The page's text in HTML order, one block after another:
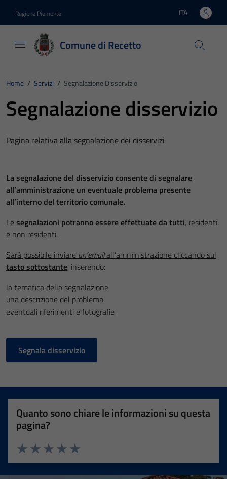
Regione Piemonte Lingua attiva:
ITA
Comune di Recetto
Home / Servizi / Segnalazione Disservizio
Segnalazione disservizio
Pagina relativa alla segnalazione dei disservizi
La segnalazione del disservizio consente di segnalare
all’amministrazione un eventuale problema presente
all’interno del territorio comunale.
Lesegnalazioni potranno essere effettuate da tutti, residenti
e non residenti.
Sarà possibile inviare un’emailall’amministrazione cliccando sul
tasto sottostante, inserendo:
la tematica della segnalazione
una descrizione del problema
eventuali riferimenti e fotografie
Segnala disservizio
Quanto sono chiare le informazioni su questa
pagina?
Valuta 5 stelle su 5
Valuta 4 stelle su 5
Valuta 3 stelle su 5
Valuta 2 stelle su 5
Valuta 1 stelle su 5